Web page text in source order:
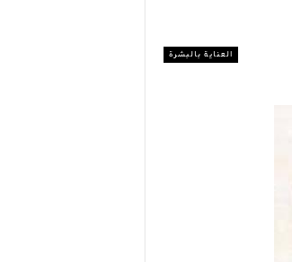
العناية بالبشرة